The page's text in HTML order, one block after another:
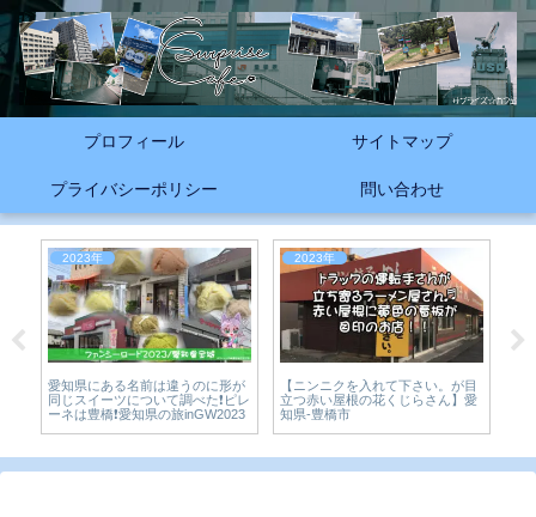
プロフィール サイトマップ
プライバシーポリシー 問い合わせ
2023年
愛知県にある名前は違うのに形が
同じスイーツについて調べた❗ピレ
ーネは豊橋❗愛知県の旅inGW2023
2023年
【ニンニクを入れて下さい。が目
立つ赤い屋根の花くじらさん】愛
知県-豊橋市